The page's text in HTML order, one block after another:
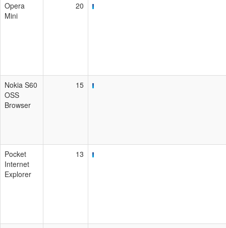
Opera
Mini
20
Nokia S60
OSS
Browser
15
Pocket
Internet
Explorer
13